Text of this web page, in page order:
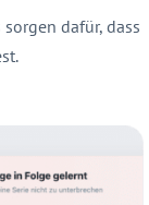
dafür, dass